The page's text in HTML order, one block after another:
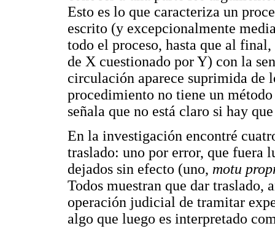
Esto es lo que caracteriza un
escrito (y excepcionalmente
todo el proceso, hasta que al
de X cuestionado por Y) con la
circulación aparece suprimida de
procedimiento no tiene un
señala que no está claro si hay
En la investigación encontré
traslado: uno por error, que fuera
dejados sin efecto (uno, motu
Todos muestran que dar traslado,
operación judicial de tramitar
algo que luego es interpretado